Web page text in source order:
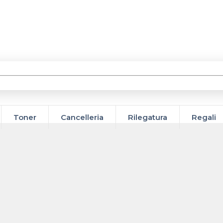
Toner Cancelleria Rilegatura Regali